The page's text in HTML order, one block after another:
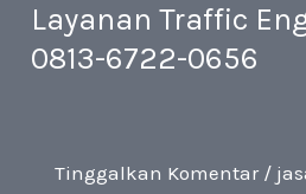
0813-
6722-
Layanan Traffic
0813-6722-0656
Tinggalkan Komentar /